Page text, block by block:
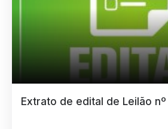
Extrato de edital de Leilão nº